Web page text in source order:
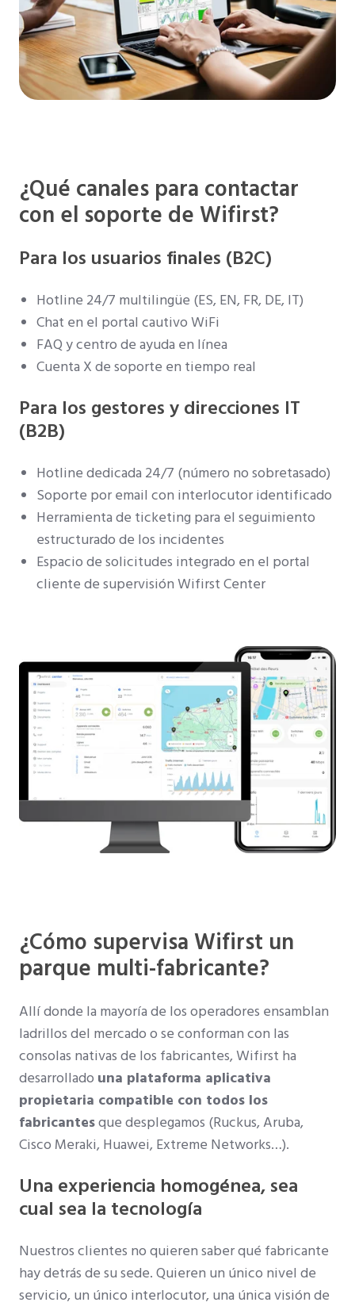
¿Qué canales para contactar
con el soporte de Wifirst?
Para los usuarios finales (B2C)
Hotline 24/7 multilingüe (ES, EN, FR, DE, IT)
Chat en el portal cautivo WiFi
FAQ y centro de ayuda en línea
Cuenta X de soporte en tiempo real
Para los gestores y direcciones IT
(B2B)
Hotline dedicada 24/7 (número no sobretasado)
Soporte por email con interlocutor identificado
Herramienta de ticketing para el seguimiento
estructurado de los incidentes
Espacio de solicitudes integrado en el portal
cliente de supervisión Wifirst Center
¿Cómo supervisa Wifirst un
parque multi-fabricante?
Allí donde la mayoría de los operadores ensamblan
ladrillos del mercado o se conforman con las
consolas nativas de los fabricantes, Wifirst ha
desarrollado una plataforma aplicativa
propietaria compatible con todos los
fabricantesque desplegamos (Ruckus, Aruba,
Cisco Meraki, Huawei, Extreme Networks…).
Una experiencia homogénea, sea
cual sea la tecnología
Nuestros clientes no quieren saber qué fabricante
hay detrás de su sede. Quieren un único nivel de
servicio, un único interlocutor, una única visión de